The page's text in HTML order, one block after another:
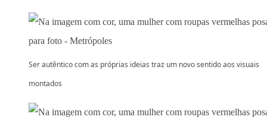
Ser autêntico com as próprias ideias traz um novo sentido aos visuais
montados